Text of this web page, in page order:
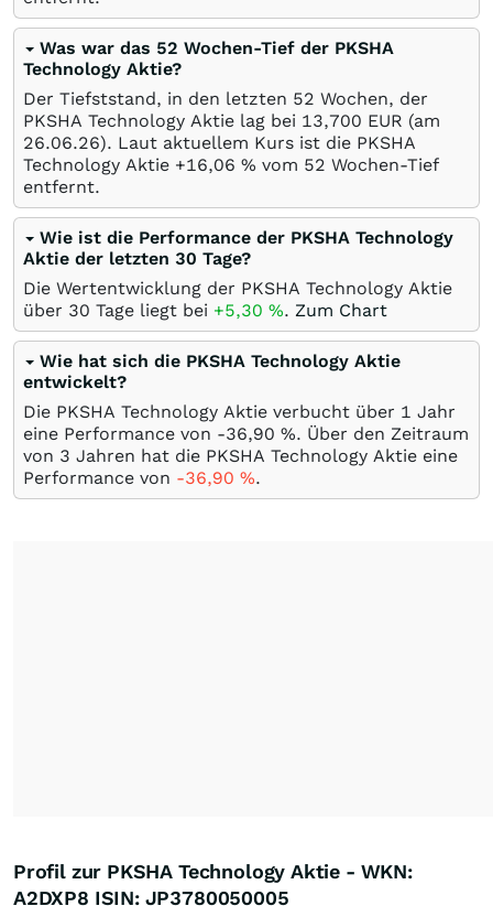
Was war das 52 Wochen-Tief der PKSHA
Technology Aktie?
Der Tiefststand, in den letzten 52 Wochen, der
PKSHA Technology Aktie lag bei 13,700 EUR (am
26.06.26). Laut aktuellem Kurs ist die PKSHA
Technology Aktie +16,06 % vom 52 Wochen-Tief
entfernt.
Wie ist die Performance der PKSHA Technology
Aktie der letzten 30 Tage?
Die Wertentwicklung der PKSHA Technology Aktie
über 30 Tage liegt bei +5,30 %. Zum Chart
Wie hat sich die PKSHA Technology Aktie
entwickelt?
Die PKSHA Technology Aktie verbucht über 1 Jahr
eine Performance von -36,90 %. Über den Zeitraum
von 3 Jahren hat die PKSHA Technology Aktie eine
Performance von -36,90 %.
Profil zur PKSHA Technology Aktie - WKN:
A2DXP8 ISIN: JP3780050005